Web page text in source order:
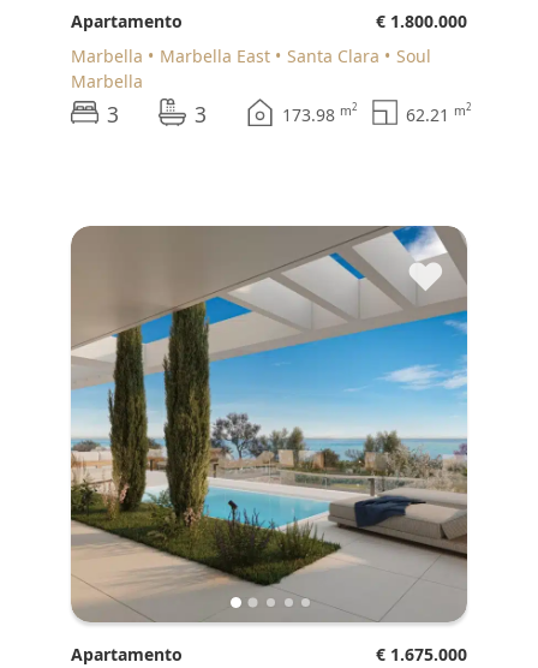
Apartamento
€ 1.800.000
Marbella
Marbella East Santa Clara
Soul
Marbella
3 3 173.98 m2 62.21 m2
♥
Apartamento
€ 1.675.000